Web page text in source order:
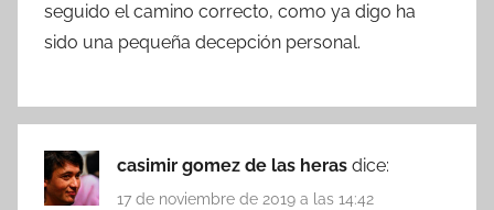
seguido el camino correcto, como ya digo ha
sido una pequeña decepción personal.
casimir gomez de las heras dice:
17 de noviembre de 2019 a las 14:42